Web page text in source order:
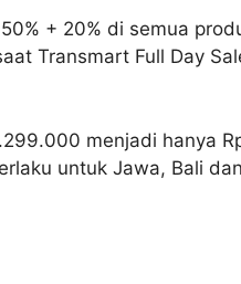
+ 20% di semua
Transmart Full Day
menjadi hanya
untuk Jawa, Bali